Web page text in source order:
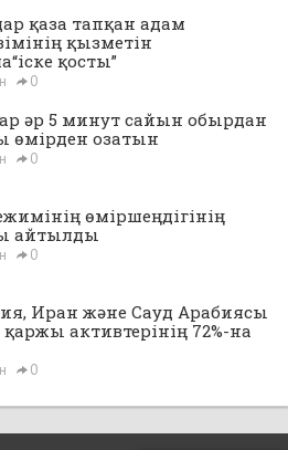
қаза тапқан адам
қызметін
қосты”
0
әр 5 минут сайын обырдан
өмірден озатын
0
өміршеңдігінің
айтылды
0
Иран және Сауд Арабиясы
активтерінің 72%-на
0